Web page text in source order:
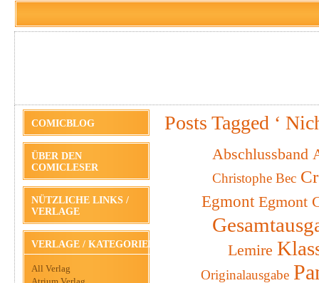
COMICBLOG
ÜBER DEN
COMICLESER
NÜTZLICHE LINKS /
VERLAGE
VERLAGE / KATEGORIEN
All Verlag
Posts Tagged ‘
Abschlussband
Christophe Bec
Egmont Egmont
Lemire
Originalausgabe